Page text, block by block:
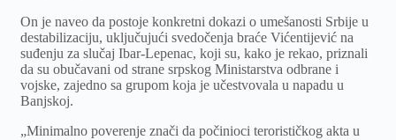
On je naveo da postoje konkretni dokazi o umešanosti Srbije u
destabilizaciju, uključujući svedočenja braće Vićentijević na
suđenju za slučaj Ibar‑Lepenac, koji su, kako je rekao, priznali
da su obučavani od strane srpskog Ministarstva odbrane i
vojske, zajedno sa grupom koja je učestvovala u napadu u
Banjskoj.
„Minimalno poverenje znači da počinioci terorističkog akta u